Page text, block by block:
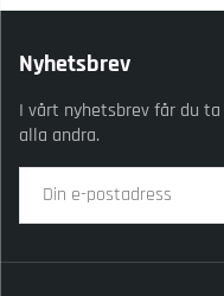
Nyhetsbrev
I vårt nyhetsbrev får du
alla andra.